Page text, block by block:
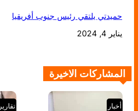
حميدتي يلتقي رئيس جنوب أفريقيا
التاريخ
يناير 4, 2024
المشاركات الاخيرة
أخبار تقارير